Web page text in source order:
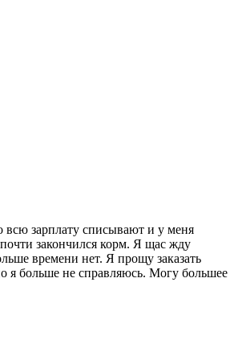
всю зарплату списывают и у меня
закончился корм. Я щас жду
времени нет. Я прощу заказать
я больше не справляюсь. Могу большее